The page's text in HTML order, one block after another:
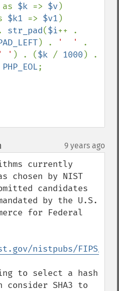
as $k => $v)
$k1 => $v1 )
str_pad($i
) . '  '
' ' ) . ($k / 1000
PHP_EOL;
9 years ago
currently
chosen by NIST
candidates
by the U.S.
for Federal
nistpubs/FIPS/
to select a hash
SHA3 to